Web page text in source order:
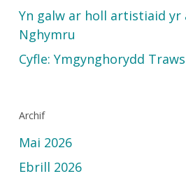
Yn galw ar holl artistiaid yr
Nghymru
Cyfle: Ymgynghorydd
Archif
Mai 2026
Ebrill 2026